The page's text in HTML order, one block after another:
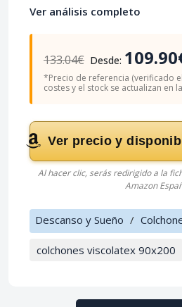
Ver análisis completo
133.04€ Desde:
*Precio de referencia (verificado
costes y el stock se actualizan en
Ver precio y
Al hacer clic, serás redirigido a la
Amazon
Descanso y Sueño /
colchones viscolatex 90x200